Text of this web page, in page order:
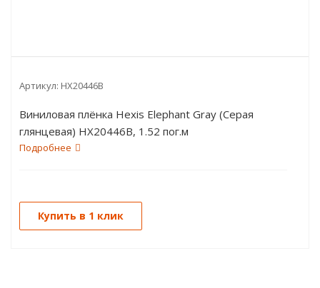
Артикул: HX20446B
Виниловая плёнка Hexis Elephant Gray (Серая
глянцевая) HX20446B, 1.52 пог.м
Подробнее
Купить в 1 клик